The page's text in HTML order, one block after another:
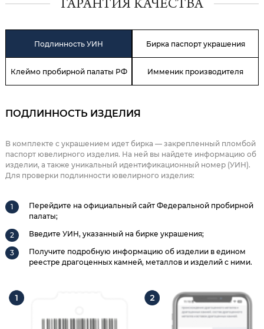
ГАРАНТИЯ КАЧЕСТВА
Подлинность УИН Бирка паспорт украшения
Клеймо пробирной палаты РФ Имменик производителя
ПОДЛИННОСТЬ ИЗДЕЛИЯ
В комплекте с украшением идет бирка — закрепленный пломбой
паспорт ювелирного изделия. На ней вы найдете информацию об
изделии, а также уникальный идентификационный номер (УИН).
Для проверки подлинности ювелирного изделия:
Перейдите на официальный сайт Федеральной пробирной
палаты;
Введите УИН, указанный на бирке украшения;
Получите подробную информацию об изделии в едином
реестре драгоценных камней, металлов и изделий с ними.